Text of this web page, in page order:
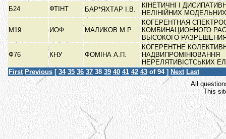
Б24
ФТІНТ БАР*ЯХТАР І.В.
КІНЕТИЧНІ І
НЕЛІНІЙНИХ
М19 ИОФ МАЛИКОВ М.Р.
КОГЕРЕНТНАЯ
КОМБИНАЦИОННОГО
ВЫСОКОГО
Ф76 КНУ ФОМІНА А.П.
КОГЕРЕНТНЕ
НАДВИПРОМІНЮВАННЯ
НЕРЕЛЯТИВІСТСЬКИХ
First Previous [ 34 35 36 37 38 39 40 41 42 43 of 94 ] Next Last
All
This